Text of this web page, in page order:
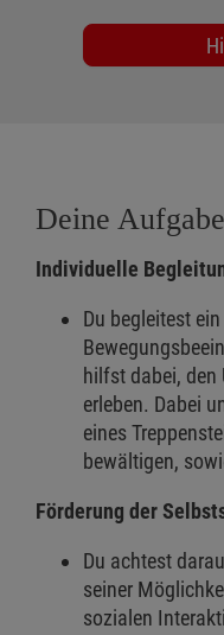
Deine
Individuelle
Du begleitest
hilfst dabei, den
erleben. Dabei
eines
bewältigen,
Förderung der
Du achtest
seiner
sozialen